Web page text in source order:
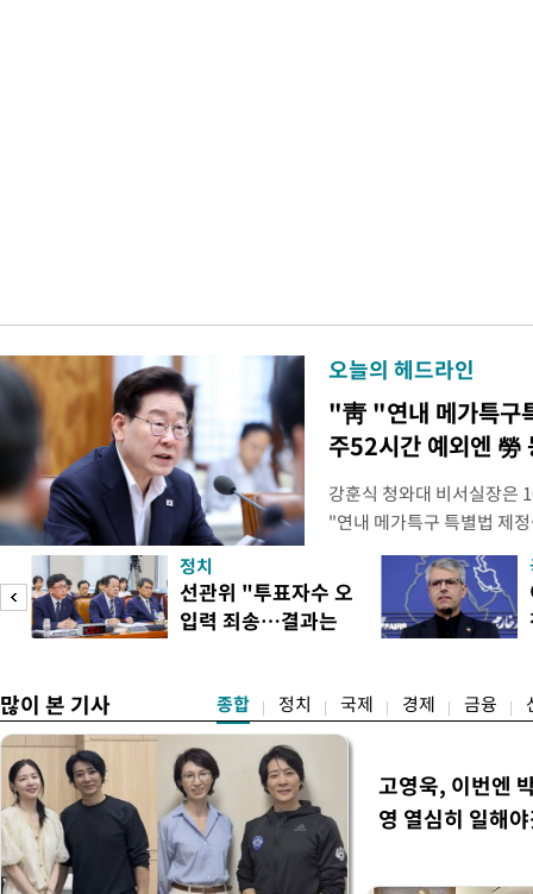
오늘의 헤드라인
"靑 "연내 메가특구
주52시간 예외엔 勞
강훈식 청와대 비서실장은
"연내 메가특구 특별법 제
향평가 등을 단축하고 전
교육 등 정주 여건을 신속
실장은 이날 오후 청와대
프로젝트가 과감한 규제 혁
정치
선관위 "투표자수 오
입력 죄송…결과는
많이 본 기사 종합 정치 국제 경제 금융
고영욱, 이번엔
영 열심히 일해